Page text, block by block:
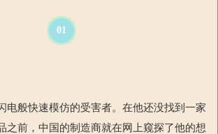
01
电般快速模仿的受害者。在他还没找到一家
之前，中国的制造商就在网上窥探了他的想